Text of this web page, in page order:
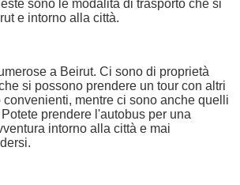
sono le modalità di trasporto che si
e intorno alla città.
a Beirut. Ci sono di proprietà
si possono prendere un tour con altri
convenienti, mentre ci sono anche quelli
prendere l'autobus per una
intorno alla città e mai